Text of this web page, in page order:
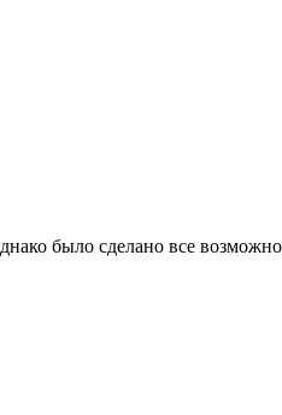
было сделано все